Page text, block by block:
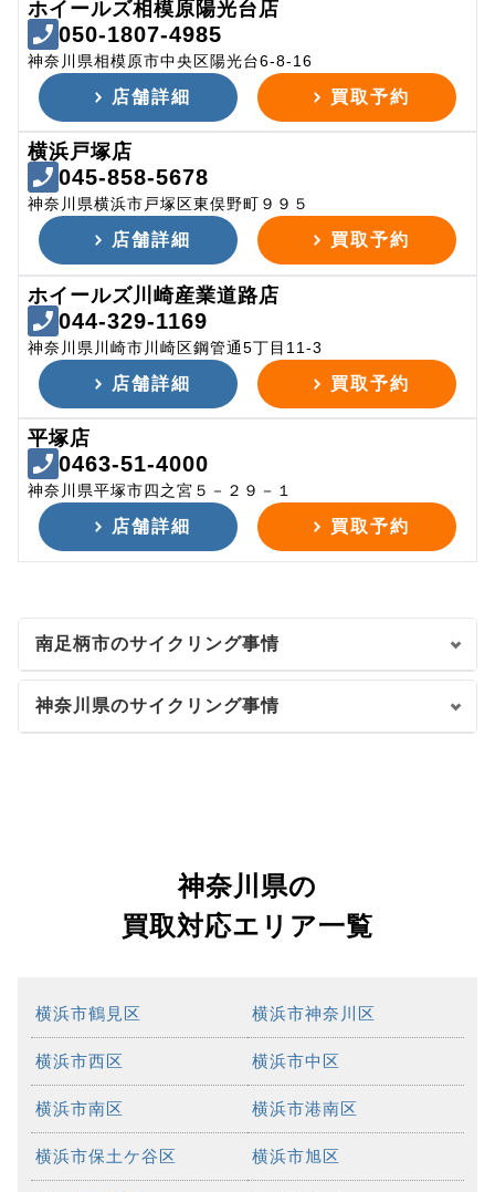
ホイールズ相模原陽光台店
050-1807-4985
神奈川県相模原市中央区陽光台6-8-16
店舗詳細 買取予約
横浜戸塚店
045-858-5678
神奈川県横浜市戸塚区東俣野町９９５
店舗詳細 買取予約
ホイールズ川崎産業道路店
044-329-1169
神奈川県川崎市川崎区鋼管通5丁目11-3
店舗詳細 買取予約
平塚店
0463-51-4000
神奈川県平塚市四之宮５－２９－１
店舗詳細 買取予約
南足柄市のサイクリング事情
神奈川県のサイクリング事情
神奈川県の
買取対応エリア一覧
横浜市鶴見区 横浜市神奈川区
横浜市西区 横浜市中区
横浜市南区 横浜市港南区
横浜市保土ケ谷区 横浜市旭区